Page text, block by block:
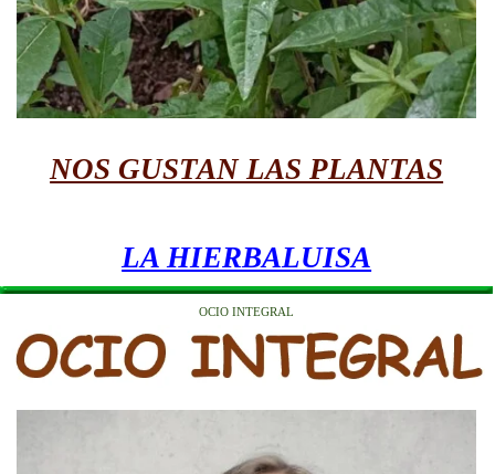
NOS GUSTAN LAS PLANTAS
LA HIERBALUISA
OCIO INTEGRAL